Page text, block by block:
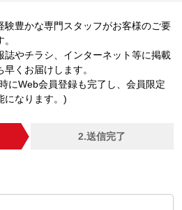
験豊かな専門スタッフがお客様のご要
誌やチラシ、インターネット等に掲載
くお届けします。
にWeb会員登録も完了し、会員限定
になります。)
2.送信完了